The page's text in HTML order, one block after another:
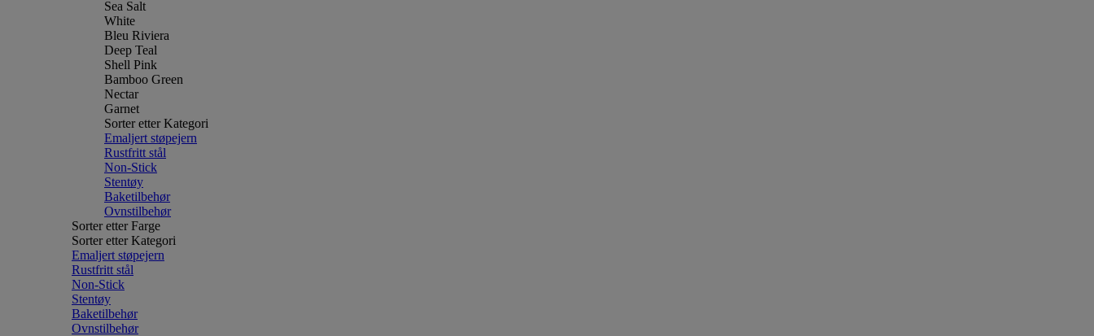
Sea Salt
White
Bleu Riviera
Deep Teal
Shell Pink
Bamboo Green
Nectar
Garnet
Sorter etter Kategori
Emaljert støpejern
Rustfritt stål
Non-Stick
Stentøy
Baketilbehør
Ovnstilbehør
Sorter etter Farge
Sorter etter Kategori
Emaljert støpejern
Rustfritt stål
Non-Stick
Stentøy
Baketilbehør
Ovnstilbehør